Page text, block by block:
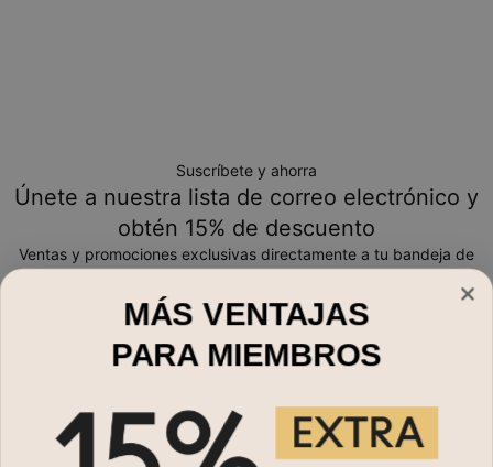
Suscríbete y ahorra
Únete a nuestra lista de correo electrónico y
obtén 15% de descuento
Ventas y promociones exclusivas directamente a tu bandeja de
Correo electrónico*
Compra por
MÁS VENTAJAS
PARA MIEMBROS